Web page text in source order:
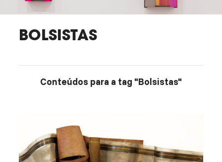
BOLSISTAS
Conteúdos para a tag "Bolsistas"